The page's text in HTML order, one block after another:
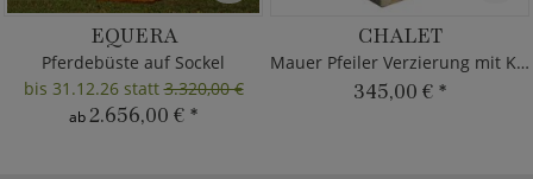
EQUERA
Pferdebüste auf Sockel
bis 31.12.26 statt3.320,00 €
ab2.656,00 € *
CHALET
Mauer Pfeiler Verzierung mit Kugel
345,00 € *